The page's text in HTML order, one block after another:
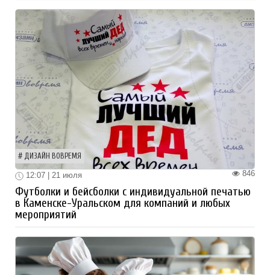
ДИЗАЙН ВОВРЕМЯ
846
12:07 | 21 июля
Футболки и бейсболки с индивидуальной печатью
в Каменске-Уральском для компаний и любых
мероприятий